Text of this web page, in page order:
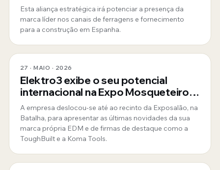
ToughBuilt
Esta aliança estratégica irá potenciar a presença da
marca líder nos canais de ferragens e fornecimento
para a construção em Espanha.
27 · MAIO · 2026
Elektro3 exibe o seu potencial
internacional na Expo Mosqueteiros
em Portugal
A empresa deslocou-se até ao recinto da Exposalão, na
Batalha, para apresentar as últimas novidades da sua
marca própria EDM e de firmas de destaque como a
ToughBuilt e a Koma Tools.